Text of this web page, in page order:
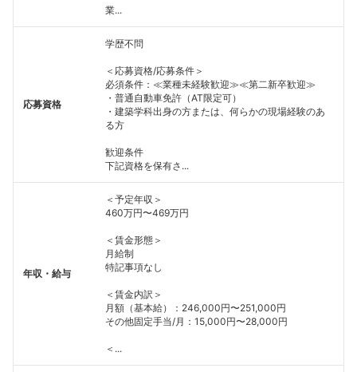
業...
応募資格
学歴不問
＜応募資格/応募条件＞
必須条件：≪業種未経験歓迎≫≪第二新卒歓迎≫
・普通自動車免許（AT限定可）
・建築学科出身の方または、何らかの現場経験のあ
る方
歓迎条件
下記資格を保有さ...
年収・給与
＜予定年収＞
460万円〜469万円
＜賃金形態＞
月給制
特記事項なし
＜賃金内訳＞
月額（基本給）：246,000円〜251,000円
その他固定手当/月：15,000円〜28,000円
＜...